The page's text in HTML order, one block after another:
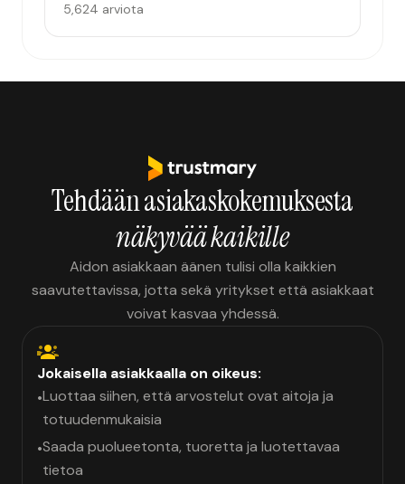
5,624 arviota
Tehdään asiakaskokemuksesta
näkyvää kaikille
Aidon asiakkaan äänen tulisi olla kaikkien
saavutettavissa, jotta sekä yritykset että asiakkaat
voivat kasvaa yhdessä.
Jokaisella asiakkaalla on oikeus:
•Luottaa siihen, että arvostelut ovat aitoja ja
totuudenmukaisia
•Saada puolueetonta, tuoretta ja luotettavaa
tietoa